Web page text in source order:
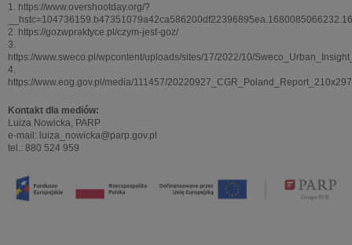
1. https://www.overshootday.org/?
2. https://gozwpraktyce.pl/czym-jest-goz/
3.
https://www.sweco.pl/wpcontent/uploads/sites/17/2022/10/
4.
https://www.eog.gov.pl/media/111457/
Kontakt dla mediów:
Luiza Nowicka, PARP
e-mail: luiza_nowicka@parp.gov.pl
tel.: 880 524 959